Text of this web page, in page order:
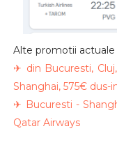
Alte promotii actuale
✈ din Bucuresti,
Shanghai, 575€ dus-
✈ Bucuresti -
Qatar Airways